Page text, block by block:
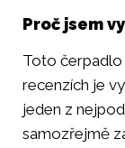
Proč jsem
Toto čerpadlo
recenzích je
jeden z
samozřejmě